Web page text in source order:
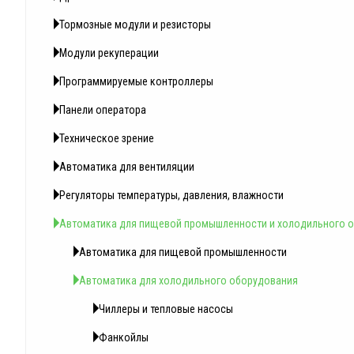
Тормозные модули и резисторы
Модули рекуперации
Программируемые контроллеры
Панели оператора
Техническое зрение
Автоматика для вентиляции
Регуляторы температуры, давления, влажности
Автоматика для пищевой промышленности и холодильного
Автоматика для пищевой промышленности
Автоматика для холодильного оборудования
Чиллеры и тепловые насосы
Фанкойлы